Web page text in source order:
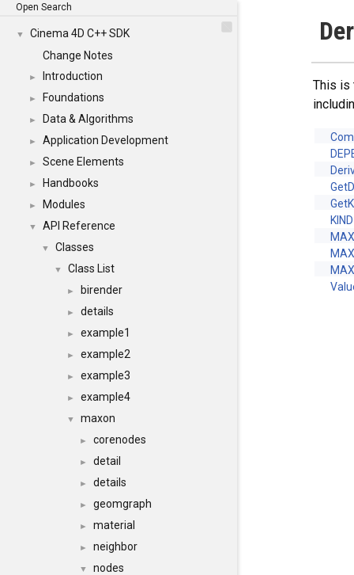
Open Search
▼
Cinema 4D C++ SDK
Change Notes
► Introduction
► Foundations
► Data & Algorithms
► Application Development
► Scene Elements
► Handbooks
► Modules
▼ API Reference
▼ Classes
▼ Class List
► birender
► details
► example1
► example2
► example3
► example4
▼ maxon
► corenodes
► detail
► details
► geomgraph
► material
► neighbor
▼ nodes
This
KIND